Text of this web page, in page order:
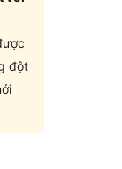
đột